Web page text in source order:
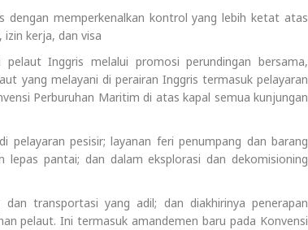
dengan memperkenalkan kontrol yang lebih ketat atas
kerja, dan visa
Inggris melalui promosi perundingan bersama,
yang melayani di perairan Inggris termasuk pelayaran
Perburuhan Maritim di atas kapal semua kunjungan
pesisir; layanan feri penumpang dan barang
pantai; dan dalam eksplorasi dan dekomisioning
transportasi yang adil; dan diakhirinya penerapan
pelaut. Ini termasuk amandemen baru pada Konvensi